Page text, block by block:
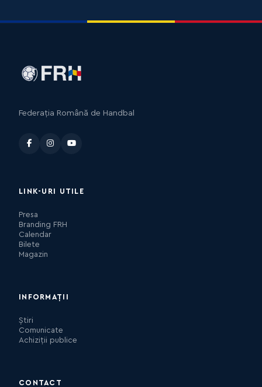
Federația Română de Handbal
LINK-URI UTILE
Presa
Branding FRH
Calendar
Bilete
Magazin
INFORMAȚII
Știri
Comunicate
Achiziții publice
CONTACT